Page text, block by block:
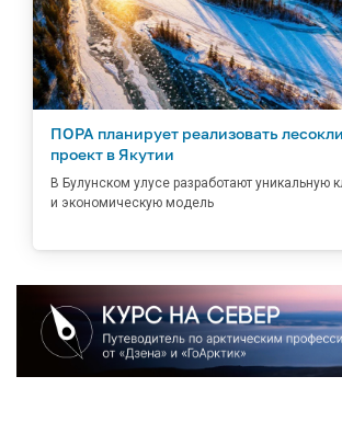
ПОРА планирует реализовать
проект в Якутии
В Булунском улусе разработают уникальную
и экономическую модель